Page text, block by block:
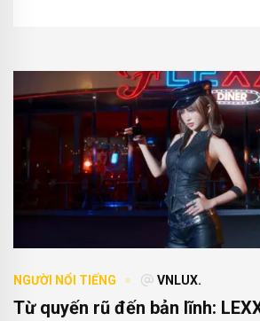
NGƯỜI NỔI TIẾNG VNLUX.
Từ quyến rũ đến bản lĩnh: